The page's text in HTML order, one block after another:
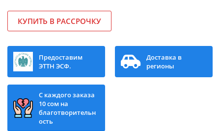
КУПИТЬ В РАССРОЧКУ
Предоставим
ЭТТН ЭСФ.
Доставка в
регионы
С каждого заказа
10 сом на
благотворительн
ость